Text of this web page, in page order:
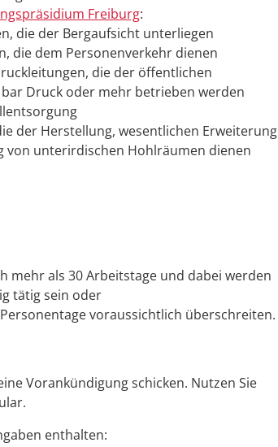
Freiburg:
die der Bergaufsicht unterliegen
die dem Personenverkehr dienen
die der öffentlichen
Druck oder mehr betrieben werden
der Herstellung, wesentlichen Erweiterung
von unterirdischen Hohlräumen dienen
mehr als 30 Arbeitstage und dabei werden
tätig sein oder
voraussichtlich überschreiten.
Vorankündigung schicken. Nutzen Sie
enthalten: